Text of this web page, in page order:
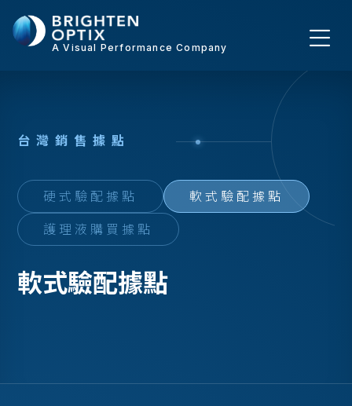
A Visual Performance Company
台灣銷 售據點
硬式驗配據點 軟式驗配據點
護理液購買據點
軟式驗配據點